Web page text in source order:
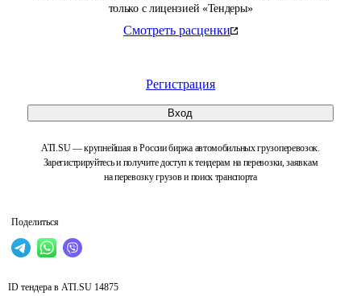
только с лицензией «Тендеры»
Смотреть расценки
Регистрация
Вход
ATI.SU — крупнейшая в России биржа автомобильных грузоперевозок.
Зарегистрируйтесь и получите доступ к тендерам на перевозки, заявкам
на перевозку грузов и поиск транспорта
Поделиться
ID тендера в ATI.SU 14875